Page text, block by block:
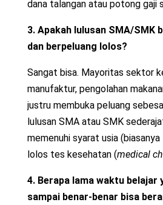
dana talangan atau potong gaji
3. Apakah lulusan SMA/SMK
dan berpeluang lolos?
Sangat bisa. Mayoritas sektor
manufaktur, pengolahan
justru membuka peluang
lulusan SMA atau SMK
memenuhi syarat usia
lolos tes kesehatan (medical
4. Berapa lama waktu belajar
sampai benar-benar bisa